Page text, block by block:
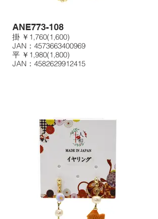
ANE773-108
掛 ￥1,760(1,600)
JAN：4573663400969
平 ￥1,980(1,800)
JAN：4582629912415